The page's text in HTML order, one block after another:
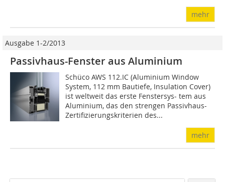
mehr
Ausgabe 1-2/2013
Passivhaus-Fenster aus Aluminium
Schüco AWS 112.IC (Aluminium Window
System, 112 mm Bautiefe, Insulation Cover)
ist weltweit das erste Fenstersys- tem aus
Aluminium, das den strengen Passivhaus-
Zertifizierungskriterien des...
mehr